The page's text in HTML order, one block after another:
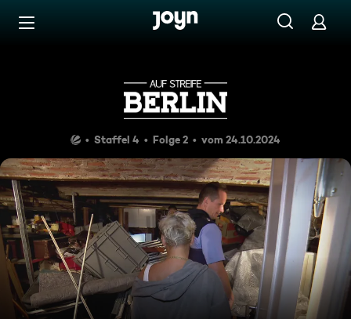
Zum Inhalt springen
Das Geheimnis im Keller
Staffel 4 Folge 2 vom 24.10.2024